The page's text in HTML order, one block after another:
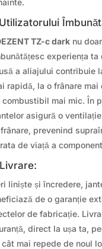
TZ-c darknu
experiența ta
a aliajului contribuie
rapidă, la o frânare mai
combustibil mai mic. În
asigură o
prevenind
de viață a
liniște și încredere,
de o garanție
de fabricație.
direct la ușa ta,
mai repede de noul